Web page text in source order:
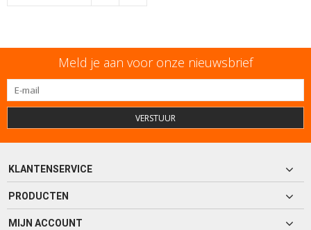
Meld je aan voor onze nieuwsbrief
VERSTUUR
KLANTENSERVICE
PRODUCTEN
MIJN ACCOUNT